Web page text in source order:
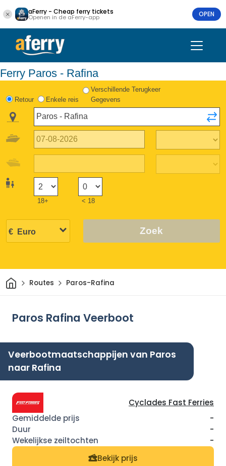
aFerry - Cheap ferry tickets
Openen in de aFerry-app OPEN
Ferry Paros - Rafina
Retour Enkele reis
Verschillende Terugkeer
Gegevens
18+ < 18
Zoek
ThuisRoutes Paros-Rafina
Paros Rafina Veerboot
Veerbootmaatschappijen van Paros
naar Rafina
Cyclades Fast Ferries
-
-
-
Bekijk prijs